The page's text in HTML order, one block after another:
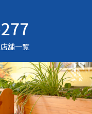
店舗一覧